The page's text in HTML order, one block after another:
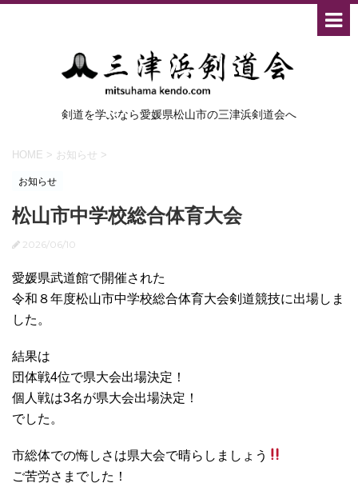
剣道を学ぶなら愛媛県松山市の三津浜剣道会へ
HOME > お知らせ >
お知らせ
松山市中学校総合体育大会
2026/06/10
愛媛県武道館で開催された
令和８年度松山市中学校総合体育大会剣道競技に出場しま
した。
結果は
団体戦4位で県大会出場決定！
個人戦は3名が県大会出場決定！
でした。
市総体での悔しさは県大会で晴らしましょう
ご苦労さまでした！